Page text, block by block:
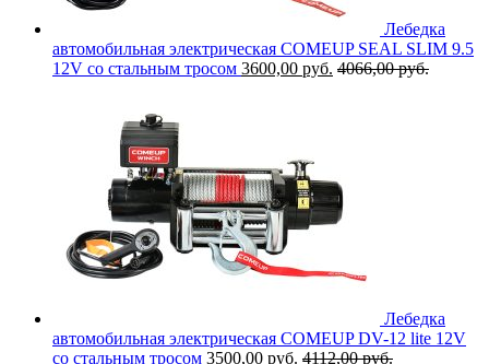
Лебедка
автомобильная электрическая COMEUP SEAL SLIM 9.5
12V со стальным тросом 3600,00 руб. 4066,00руб.
Лебедка
автомобильная электрическая COMEUP DV-12 lite 12V
со стальным тросом 3500,00 руб. 4112,00руб.